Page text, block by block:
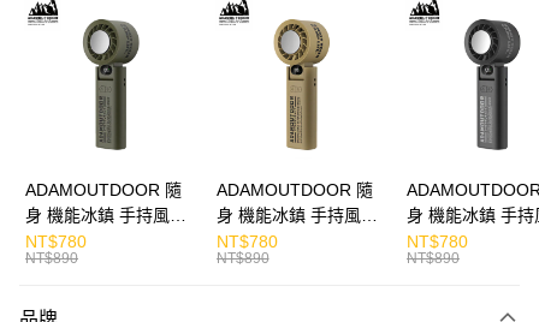
Apple Pay
運送方式
免運費
ADAMOUTDOOR 隨
身 機能冰鎮 手持風扇
掛繩
NT$780
NT$890
ADAMOUTDOOR 隨
身 機能冰鎮 手持風扇
掛繩
NT$780
NT$890
身 機能冰鎮 手持
掛繩
NT$780
NT$890